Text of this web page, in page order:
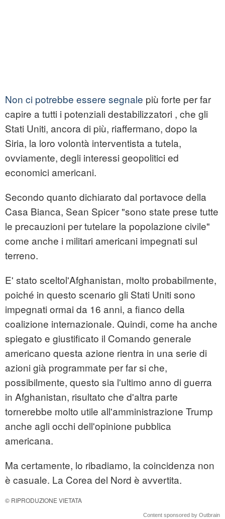
Non ci potrebbe essere segnale più forte per far
capire a tutti i potenziali destabilizzatori , che gli
Stati Uniti, ancora di più, riaffermano, dopo la
Siria, la loro volontà interventista a tutela,
ovviamente, degli interessi geopolitici ed
economici americani.
Secondo quanto dichiarato dal portavoce della
Casa Bianca, Sean Spicer "sono state prese tutte
le precauzioni per tutelare la popolazione civile"
come anche i militari americani impegnati sul
terreno.
E' stato sceltol'Afghanistan, molto probabilmente,
poiché in questo scenario gli Stati Uniti sono
impegnati ormai da 16 anni, a fianco della
coalizione internazionale. Quindi, come ha anche
spiegato e giustificato il Comando generale
americano questa azione rientra in una serie di
azioni già programmate per far si che,
possibilmente, questo sia l'ultimo anno di guerra
in Afghanistan, risultato che d'altra parte
tornerebbe molto utile all'amministrazione Trump
anche agli occhi dell'opinione pubblica
americana.
Ma certamente, lo ribadiamo, la coincidenza non
è casuale. La Corea del Nord è avvertita.
© RIPRODUZIONE VIETATA
Content sponsored by Outbrain